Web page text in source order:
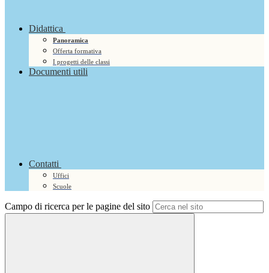
Didattica
Panoramica
Offerta formativa
I progetti delle classi
Documenti utili
Contatti
Uffici
Scuole
Campo di ricerca per le pagine del sito